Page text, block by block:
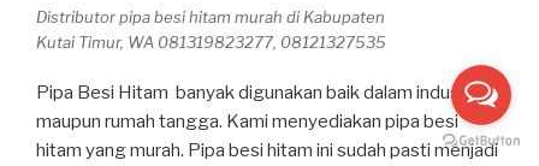
Distributor pipa besi hitam murah di Kabupaten
Kutai Timur, WA 081319823277, 08121327535
Pipa Besi Hitam banyak digunakan baik dalam industri
maupun rumah tangga. Kami menyediakan pipa besi
hitam yang murah. Pipa besi hitam ini sudah pasti menjadi